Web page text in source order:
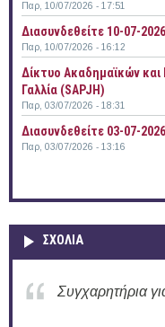
Παρ, 10/07/2026 - 17:51
Διασυνδεθείτε 10-07-2026
Παρ, 10/07/2026 - 16:12
Δίκτυο Ακαδημαϊκών
Γαλλία (SAPJH)
Παρ, 03/07/2026 - 18:31
Διασυνδεθείτε 03-07-2026
Παρ, 03/07/2026 - 13:16
ΣΧΟΛΙΑ